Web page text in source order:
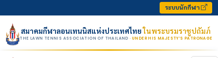
ระบบนักกีฬา
สมาคมกีฬาลอนเทนนิสแห่งประเทศไทยในพระบรมราชูปถัมภ์
THE LAWN TENNIS ASSOCIATION OF THAILAND · UNDER HIS MAJESTY’S PATRONAGE